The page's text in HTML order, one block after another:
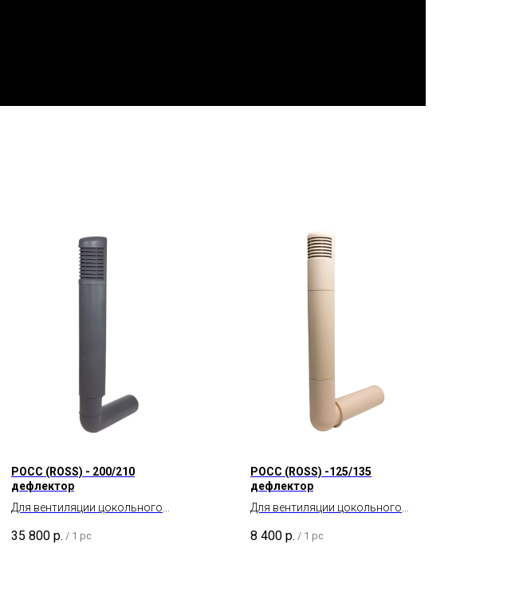
POCC (ROSS) - 200/210
дефлектор
Для вентиляции цокольного
35 800 р. / 1 pc
POCC (ROSS) -125/135
дефлектор
Для вентиляции цокольного
8 400 р. / 1 pc